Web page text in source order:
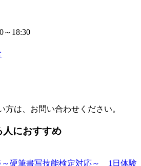
～18:30
方は、お問い合わせください。
人におすすめ